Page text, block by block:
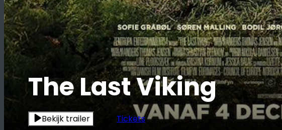
The Last Viking
Bekijk trailer Tickets